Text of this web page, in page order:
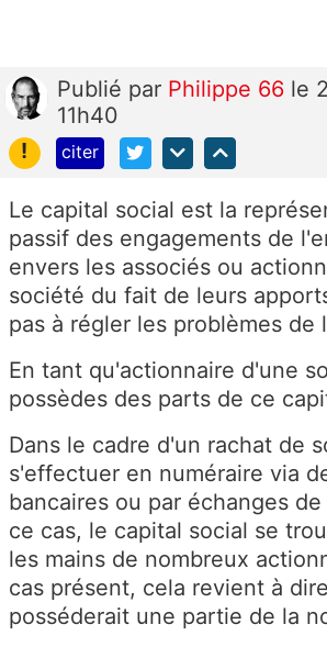
Publié par Philippe 66 le
11h40
!
citer
Le capital social est la
passif des engagements de
envers les associés ou
société du fait de leurs
pas à régler les problèmes de
En tant qu'actionnaire d'une
possèdes des parts de ce
Dans le cadre d'un rachat de
s'effectuer en numéraire via
bancaires ou par échanges
ce cas, le capital social se
les mains de nombreux
cas présent, cela revient à
posséderait une partie de la